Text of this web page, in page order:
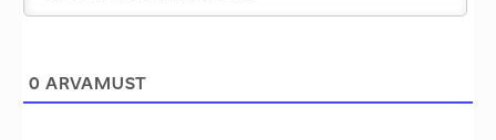
0 ARVAMUST